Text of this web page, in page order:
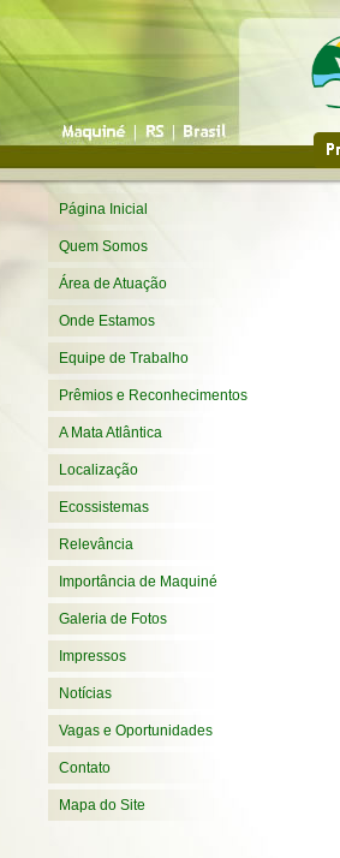
Página Inicial
Quem Somos
Área de Atuação
Onde Estamos
Equipe de Trabalho
Prêmios e Reconhecimentos
A Mata Atlântica
Localização
Ecossistemas
Relevância
Importância de Maquiné
Galeria de Fotos
Impressos
Notícias
Vagas e Oportunidades
Contato
Mapa do Site